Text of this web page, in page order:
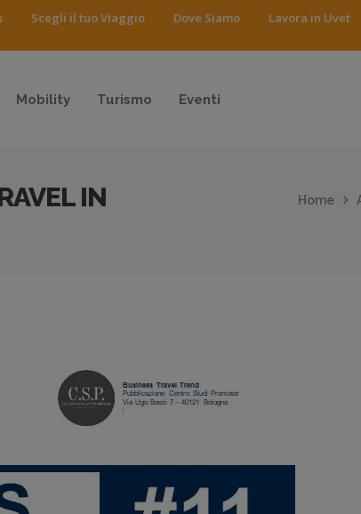
Scegli il tuo Viaggio Dove Siamo Lavora in Uvet
Mobility Turismo Eventi
IN
Home